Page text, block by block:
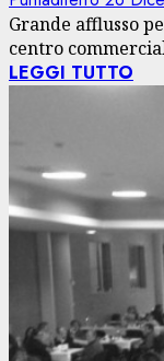
Grande afflusso
centro
LEGGI TUTTO